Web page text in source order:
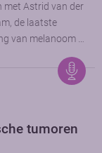
met Astrid van der
de laatste
van melanoom …
tumoren